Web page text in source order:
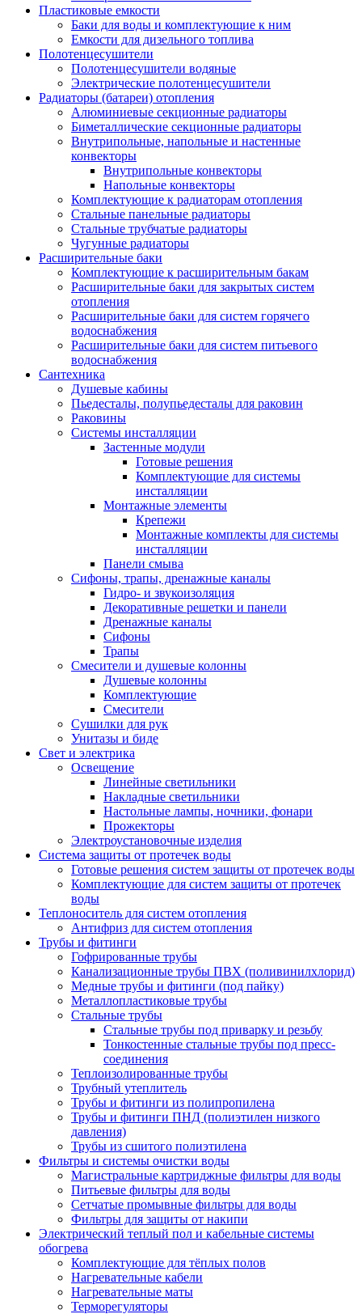
Пластиковые емкости
Баки для воды и комплектующие к ним
Емкости для дизельного топлива
Полотенцесушители
Полотенцесушители водяные
Электрические полотенцесушители
Радиаторы (батареи) отопления
Алюминиевые секционные радиаторы
Биметаллические секционные радиаторы
Внутрипольные, напольные и настенные
конвекторы
Внутрипольные конвекторы
Напольные конвекторы
Комплектующие к радиаторам отопления
Стальные панельные радиаторы
Стальные трубчатые радиаторы
Чугунные радиаторы
Расширительные баки
Комплектующие к расширительным бакам
Расширительные баки для закрытых систем
отопления
Расширительные баки для систем горячего
водоснабжения
Расширительные баки для систем питьевого
водоснабжения
Сантехника
Душевые кабины
Пьедесталы, полупьедесталы для раковин
Раковины
Системы инсталляции
Застенные модули
Готовые решения
Комплектующие для системы
инсталляции
Монтажные элементы
Крепежи
Монтажные комплекты для системы
инсталляции
Панели смыва
Сифоны, трапы, дренажные каналы
Гидро- и звукоизоляция
Декоративные решетки и панели
Дренажные каналы
Сифоны
Трапы
Смесители и душевые колонны
Душевые колонны
Комплектующие
Смесители
Сушилки для рук
Унитазы и биде
Свет и электрика
Освещение
Линейные светильники
Накладные светильники
Настольные лампы, ночники, фонари
Прожекторы
Электроустановочные изделия
Система защиты от протечек воды
Готовые решения систем защиты от протечек воды
Комплектующие для систем защиты от протечек
воды
Теплоноситель для систем отопления
Антифриз для систем отопления
Трубы и фитинги
Гофрированные трубы
Канализационные трубы ПВХ (поливинилхлорид)
Медные трубы и фитинги (под пайку)
Металлопластиковые трубы
Стальные трубы
Стальные трубы под приварку и резьбу
Тонкостенные стальные трубы под пресс-
соединения
Теплоизолированные трубы
Трубный утеплитель
Трубы и фитинги из полипропилена
Трубы и фитинги ПНД (полиэтилен низкого
давления)
Трубы из сшитого полиэтилена
Фильтры и системы очистки воды
Магистральные картриджные фильтры для воды
Питьевые фильтры для воды
Сетчатые промывные фильтры для воды
Фильтры для защиты от накипи
Электрический теплый пол и кабельные системы
обогрева
Комплектующие для тёплых полов
Нагревательные кабели
Нагревательные маты
Терморегуляторы